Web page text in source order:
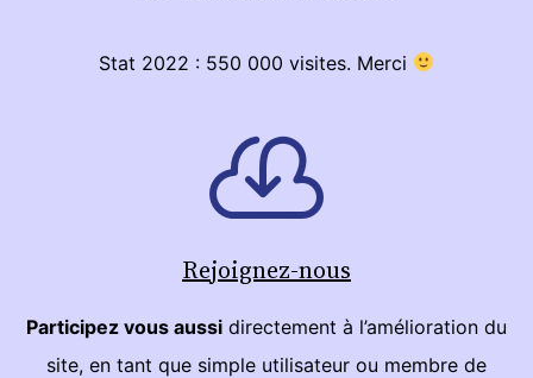
Stat 2022 : 550 000 visites. Merci
Rejoignez-nous
Participez vous aussi directement à l’amélioration du
site, en tant que simple utilisateur ou membre de